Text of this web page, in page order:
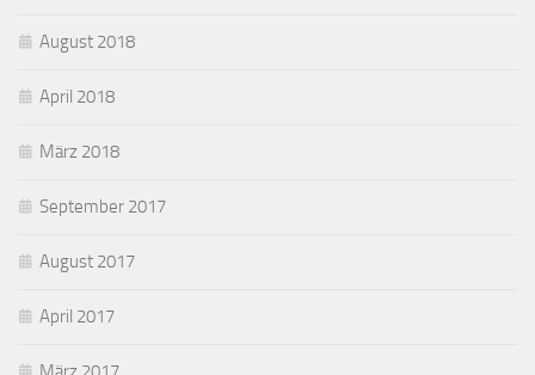
August 2018
April 2018
März 2018
September 2017
August 2017
April 2017